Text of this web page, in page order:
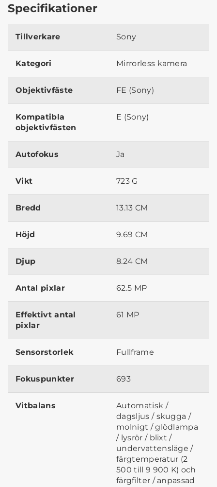
Specifikationer
Tillverkare Sony
Kategori Mirrorless kamera
Objektivfäste FE (Sony)
Kompatibla
objektivfästen
E (Sony)
Autofokus Ja
Vikt 723 G
Bredd 13.13 CM
Höjd 9.69 CM
Djup 8.24 CM
Antal pixlar 62.5 MP
Effektivt antal
pixlar
61 MP
Sensorstorlek Fullframe
Fokuspunkter 693
Vitbalans
Automatisk /
dagsljus / skugga /
molnigt / glödlampa
/ lysrör / blixt /
undervattensläge /
färgtemperatur (2
500 till 9 900 K) och
färgfilter / anpassad